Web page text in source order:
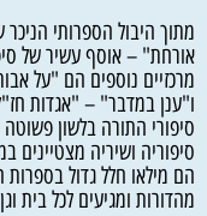
מתוך היבול הספרותי
אורחת" – אוסף עשיר של
מרכזיים נוספים הם "על
ו"ענן במדבר" – "אגדות
סיפורי התורה בלשון פשוטה
סיפוריה ושיריה מצטיינים
הם מילאו חלל גדול בספרות
מהדורות ומגיעים לכל בית וגן